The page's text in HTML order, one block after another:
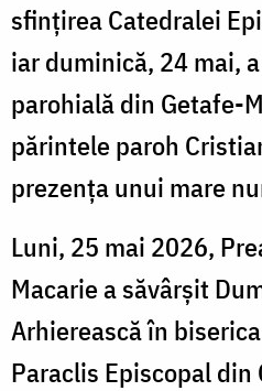
sfințirea Catedralei
iar duminică, 24 mai,
parohială din Getafe-
părintele paroh
prezența unui mare
Luni, 25 mai 2026,
Macarie a săvârșit
Arhierească în
Paraclis Episcopal din